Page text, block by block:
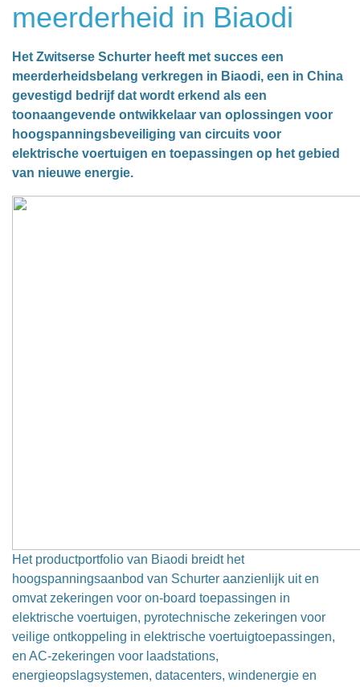
meerderheid in Biaodi
Het Zwitserse Schurter heeft met succes een
meerderheidsbelang verkregen in Biaodi, een in China
gevestigd bedrijf dat wordt erkend als een
toonaangevende ontwikkelaar van oplossingen voor
hoogspanningsbeveiliging van circuits voor
elektrische voertuigen en toepassingen op het gebied
van nieuwe energie.
Het productportfolio van Biaodi breidt het
hoogspanningsaanbod van Schurter aanzienlijk uit en
omvat zekeringen voor on-board toepassingen in
elektrische voertuigen, pyrotechnische zekeringen voor
veilige ontkoppeling in elektrische voertuigtoepassingen,
en AC-zekeringen voor laadstations,
energieopslagsystemen, datacenters, windenergie en